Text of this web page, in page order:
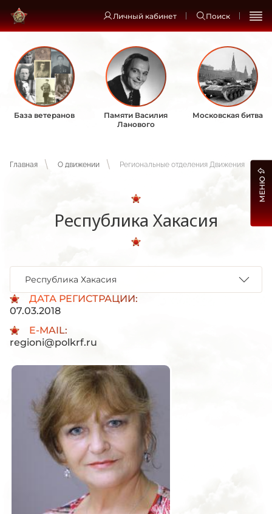
Личный кабинет Поиск
База ветеранов
Памяти Василия
Ланового
Московская битва
Главная О движении Региональные отделения Движения
Республика Хакасия
ДАТА РЕГИСТРАЦИИ:
07.03.2018
E-MAIL:
regioni@polkrf.ru
Республика Хакасия
МЕНЮ